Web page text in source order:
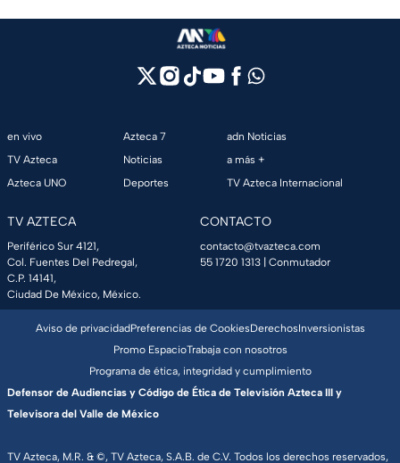
en vivo
TV Azteca
Azteca UNO
Azteca 7
Noticias
Deportes
adn Noticias
a más +
TV Azteca Internacional
TV AZTECA
Periférico Sur 4121,
Col. Fuentes Del Pedregal,
C.P. 14141,
Ciudad De México, México.
CONTACTO
contacto@tvazteca.com
55 1720 1313 | Conmutador
TV Azteca, M.R. & ©, TV Azteca, S.A.B. de C.V. Todos los derechos reservados,
Aviso de privacidadPreferencias de CookiesDerechosInversionistas
Promo EspacioTrabaja con nosotros
Programa de ética, integridad y cumplimiento
Defensor de Audiencias y Código de Ética de Televisión Azteca III y
Televisora del Valle de México